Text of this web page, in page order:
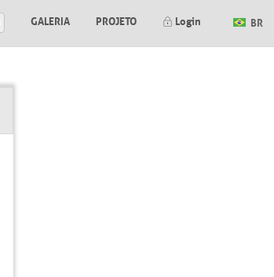
GALERIA PROJETO Login BR